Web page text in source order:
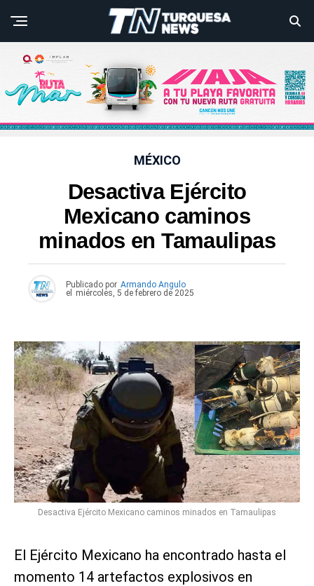
MÉXICO
Desactiva Ejército
Mexicano caminos
minados en Tamaulipas
Publicado por Armando Angulo
el
miércoles, 5 de febrero de 2025
Desactiva Ejército Mexicano caminos minados en Tamaulipas
El Ejército Mexicano ha encontrado hasta el
momento 14 artefactos explosivos en